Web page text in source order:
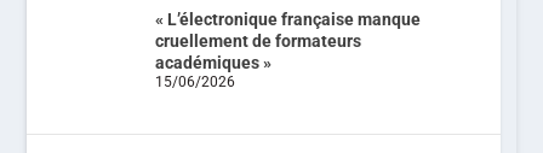
« L’électronique française manque
cruellement de formateurs
académiques »
15/06/2026